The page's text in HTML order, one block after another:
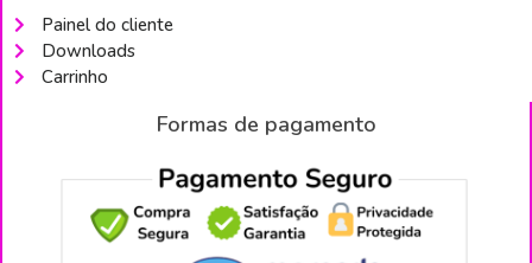
Painel do cliente
Downloads
Carrinho
Formas de pagamento